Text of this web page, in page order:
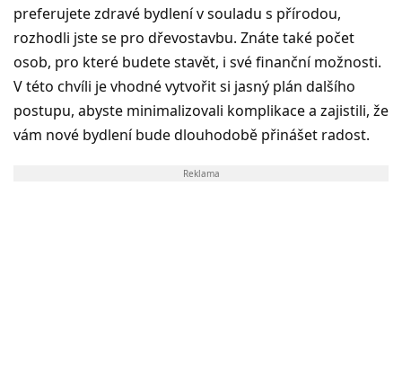
preferujete zdravé bydlení v souladu s přírodou,
rozhodli jste se pro dřevostavbu. Znáte také počet
osob, pro které budete stavět, i své finanční možnosti.
V této chvíli je vhodné vytvořit si jasný plán dalšího
postupu, abyste minimalizovali komplikace a zajistili, že
vám nové bydlení bude dlouhodobě přinášet radost.
Reklama